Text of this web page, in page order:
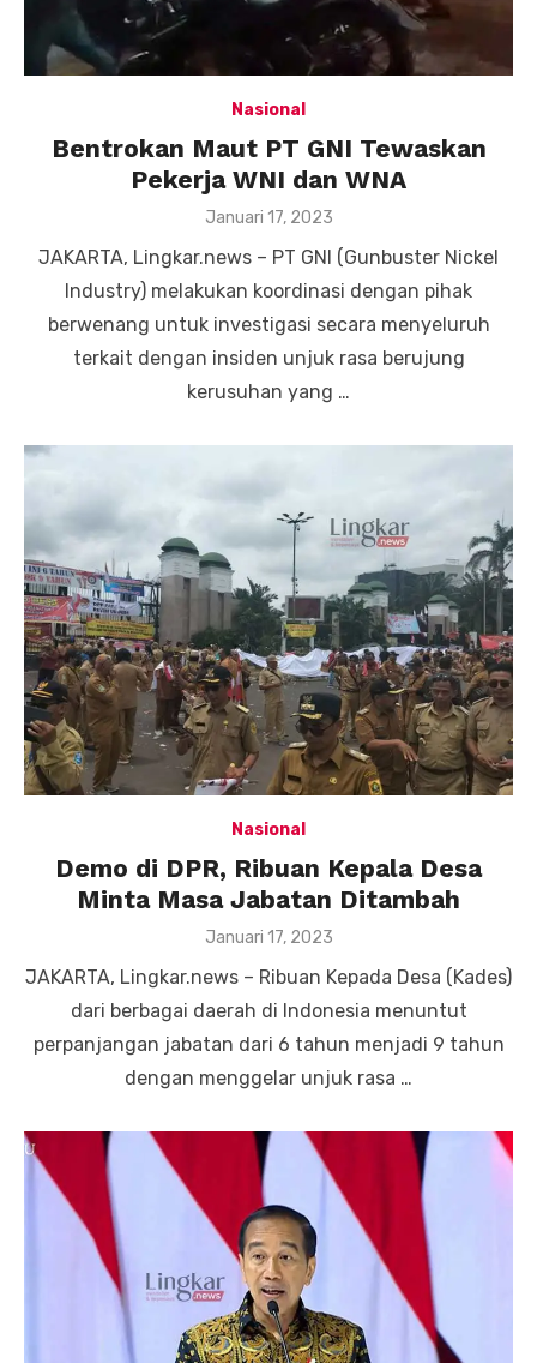
Nasional
Bentrokan Maut PT GNI Tewaskan
Pekerja WNI dan WNA
Posted
Januari 17, 2023
JAKARTA, Lingkar.news – PT GNI (Gunbuster Nickel
Industry) melakukan koordinasi dengan pihak
berwenang untuk investigasi secara menyeluruh
terkait dengan insiden unjuk rasa berujung
kerusuhan yang …
Nasional
Demo di DPR, Ribuan Kepala Desa
Minta Masa Jabatan Ditambah
Posted
Januari 17, 2023
JAKARTA, Lingkar.news – Ribuan Kepada Desa (Kades)
dari berbagai daerah di Indonesia menuntut
perpanjangan jabatan dari 6 tahun menjadi 9 tahun
dengan menggelar unjuk rasa …